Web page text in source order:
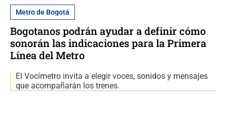
Metro de Bogotá
Bogotanos podrán ayudar a definir cómo
sonorán las indicaciones para la Primera
Línea del Metro
El Vocímetro invita a elegir voces, sonidos y mensajes
que acompañarán los trenes.